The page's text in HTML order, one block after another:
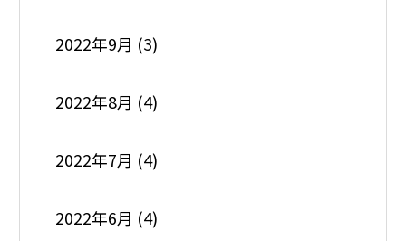
2022年9月 (3)
2022年8月 (4)
2022年7月 (4)
2022年6月 (4)